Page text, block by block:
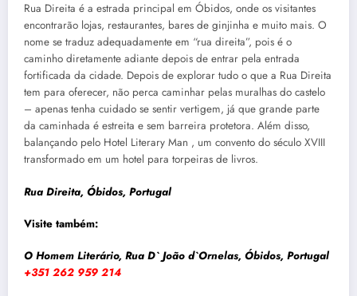
Rua Direita é a estrada principal em Óbidos, onde os visitantes
encontrarão lojas, restaurantes, bares de ginjinha e muito mais. O
nome se traduz adequadamente em “rua direita”, pois é o
caminho diretamente adiante depois de entrar pela entrada
fortificada da cidade. Depois de explorar tudo o que a Rua Direita
tem para oferecer, não perca caminhar pelas muralhas do castelo
– apenas tenha cuidado se sentir vertigem, já que grande parte
da caminhada é estreita e sem barreira protetora. Além disso,
balançando pelo Hotel Literary Man , um convento do século XVIII
transformado em um hotel para torpeiras de livros.
Rua Direita, Óbidos, Portugal
Visite também:
O Homem Literário, Rua D` João d`Ornelas, Óbidos, Portugal
+351 262 959 214